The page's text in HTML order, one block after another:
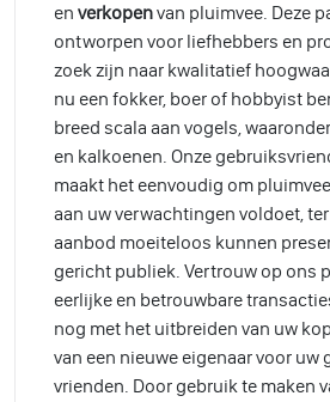
en verkopenvan pluimvee. Deze
ontworpen voor liefhebbers en
zoek zijn naar kwalitatief
nu een fokker, boer of hobbyist
breed scala aan vogels,
en kalkoenen. Onze
maakt het eenvoudig om
aan uw verwachtingen voldoet,
aanbod moeiteloos kunnen
gericht publiek. Vertrouw op ons
eerlijke en betrouwbare
nog met het uitbreiden van uw
van een nieuwe eigenaar voor uw
vrienden. Door gebruik te maken